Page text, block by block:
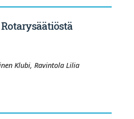
Klubi, Ravintola Lilia